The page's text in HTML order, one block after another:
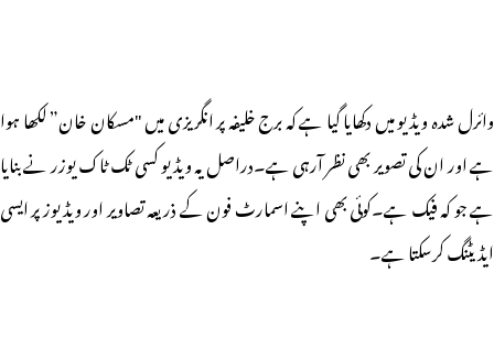
وائرل شدہ ویڈیو میں دکھایا گیا ہے کہ برج خلیفہ پر انگریزی میں "مسکان خان” لکھا ہوا
ہے اور ان کی تصویر بھی نظر آرہی ہے۔دراصل یہ ویڈیو کسی ٹک ٹاک یوزر نے بنایا
ہے جو کہ فیک ہے۔کوئی بھی اپنے اسمارٹ فون کے ذریعہ تصاویر اور ویڈیوز پر ایسی
ایڈیٹنگ کرسکتا ہے۔